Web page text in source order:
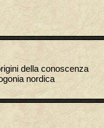
della conoscenza
nordica